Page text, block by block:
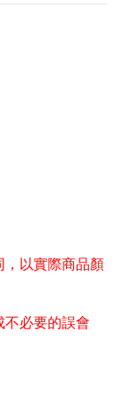
，以實際商品顏
必要的誤會